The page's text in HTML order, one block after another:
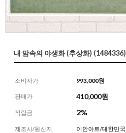
내 맘속의 야생화 (추상화) (1484336)
소비자가 993,000원
판매가 410,000원
적립금 2%
제조사/원산지 이안아트/대한민국